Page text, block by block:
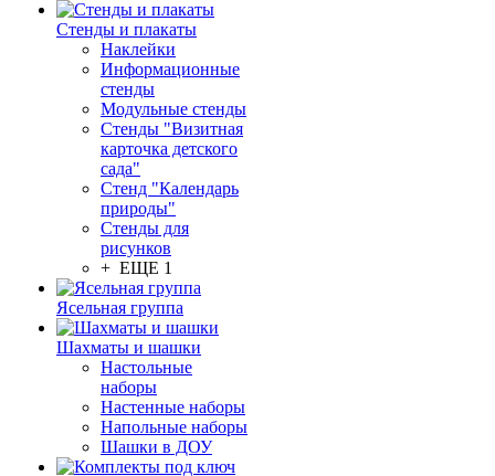
Стенды и плакаты
Наклейки
Информационные
стенды
Модульные стенды
Стенды "Визитная
карточка детского
сада"
Стенд "Календарь
природы"
Стенды для
рисунков
+ ЕЩЕ 1
Ясельная группа
Шахматы и шашки
Настольные
наборы
Настенные наборы
Напольные наборы
Шашки в ДОУ